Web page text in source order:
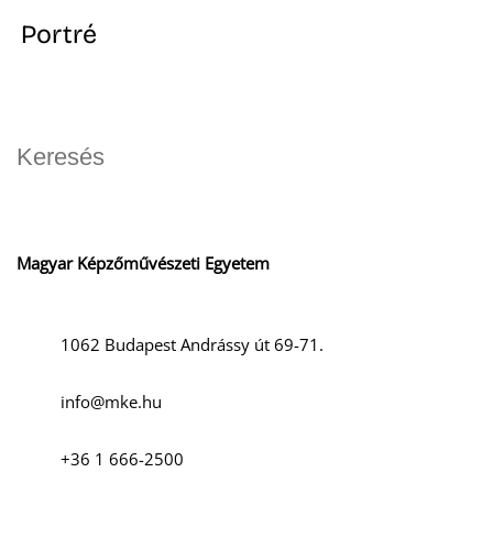
Portré
Magyar Képzőművészeti Egyetem
1062 Budapest Andrássy út 69-71.
info@mke.hu
+36 1 666-2500